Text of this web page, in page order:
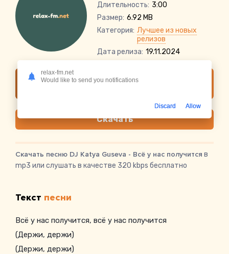
Длительность: 3:00
Размер: 6.92 MB
Категория: Лучшее из новых
релизов
Дата релиза: 19.11.2024
Слушать онлайн DJ Katya Guseva - Всё у нас
Скачать
Скачать песню DJ Katya Guseva - Всё у нас получится в
mp3 или слушать в качестве 320 kbps бесплатно
Текст песни
Всё у нас получится, всё у нас получится
(Держи, держи)
(Держи, держи)
relax-fm.net
Would like to send you notifications
Discard Allow